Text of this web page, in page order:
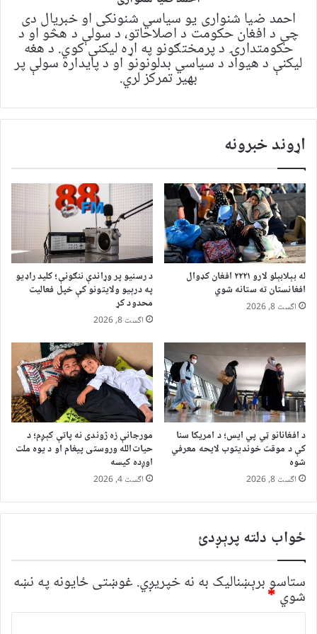
احمد ضیا شنواری یو سياسي شنونکی او خبریال دی
چې د افغان حکومت د اصلاحاتو، د سولې د هڅو او د
حکومتدارۍ د پرمختګونو په اړه لیکنې کوي. د هغه
لیکنې د هیواد د سیاسي بدلونونو او د پایداره سولې پر
بهیر تمرکز لري.
اړوند خبرونه
له بېلابېلو لارو ۲۲۲۱ افغان کډوال
افغانستان ته ستانه شوي
اگست 8, 2026
د رسنیو پر وړاندې ننګونې؛ کلید راډیو
په درېیو ولایتونو کې خپل فعالیت
محدود کړ
اگست 8, 2026
د افغانانو ټي پي ایس؛ د امریکا سنا
کې د موقت خونديتوب لایحه معرفي
شوه
اگست 8, 2026
مورجانې زه ژوندی نه پاتې کېږم؛ د
حیات‌الله وروستی پیغام او د یوه ملت
اوږده کیسه
اگست 4, 2026
ځواب دلته پرېږدئ
ستاسو برېښناليک به نه خپريږي. غوښتى ځایونه په نښه
شوي *